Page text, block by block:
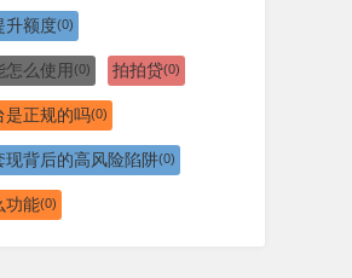
升额度(0)
么使用 (0) 拍拍贷(0)
是正规的吗(0)
现背后的高风险陷阱(0)
功能(0)